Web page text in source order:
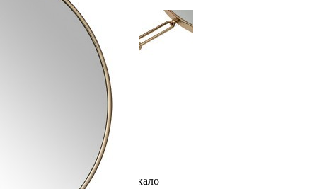
Характеристики
нерж. сталь, зеркало